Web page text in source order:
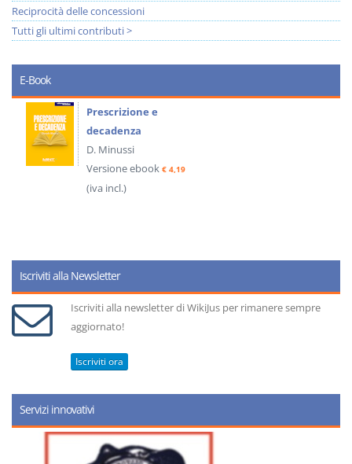
Reciprocità delle concessioni
Tutti gli ultimi contributi >
E-Book
Prescrizione e
decadenza
D. Minussi
Versione ebook € 4,19
(iva incl.)
Iscriviti alla Newsletter
Iscriviti alla newsletter di WikiJus per rimanere sempre
aggiornato!
Iscriviti ora
Servizi innovativi